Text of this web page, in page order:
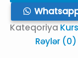
Kateqoriya
Rəylər (0)